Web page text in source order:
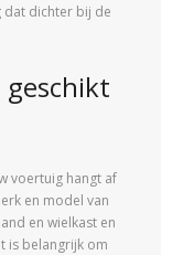
dat dichter bij de
geschikt
voertuig hangt af
en model van
en wielkast en
is belangrijk om